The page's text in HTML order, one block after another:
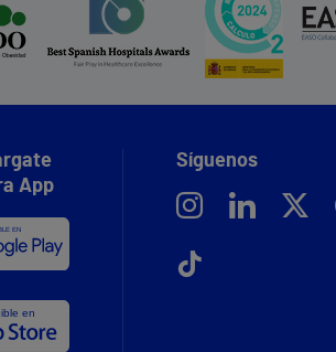
App
Síguenos